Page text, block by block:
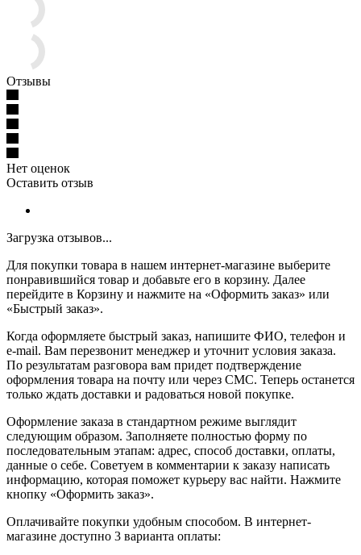
Отзывы
Нет оценок
Оставить отзыв
Загрузка отзывов...
Для покупки товара в нашем интернет-магазине выберите
понравившийся товар и добавьте его в корзину. Далее
перейдите в Корзину и нажмите на «Оформить заказ» или
«Быстрый заказ».
Когда оформляете быстрый заказ, напишите ФИО, телефон и
e-mail. Вам перезвонит менеджер и уточнит условия заказа.
По результатам разговора вам придет подтверждение
оформления товара на почту или через СМС. Теперь останется
только ждать доставки и радоваться новой покупке.
Оформление заказа в стандартном режиме выглядит
следующим образом. Заполняете полностью форму по
последовательным этапам: адрес, способ доставки, оплаты,
данные о себе. Советуем в комментарии к заказу написать
информацию, которая поможет курьеру вас найти. Нажмите
кнопку «Оформить заказ».
Оплачивайте покупки удобным способом. В интернет-
магазине доступно 3 варианта оплаты: